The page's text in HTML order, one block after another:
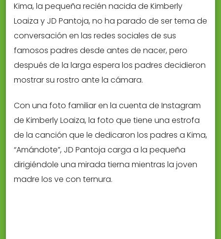
Kima, la pequeña recién nacida de Kimberly
Loaiza y JD Pantoja, no ha parado de ser tema de
conversación en las redes sociales de sus
famosos padres desde antes de nacer, pero
después de la larga espera los padres decidieron
mostrar su rostro ante la cámara.
Con una foto familiar en la cuenta de Instagram
de Kimberly Loaiza, la foto que tiene una estrofa
de la canción que le dedicaron los padres a Kima,
“Amándote”, JD Pantoja carga a la pequeña
dirigiéndole una mirada tierna mientras la joven
madre los ve con ternura.